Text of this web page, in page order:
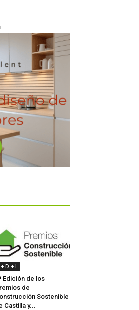
-
D + I
Edición de los
de
Sostenible
Castilla y...